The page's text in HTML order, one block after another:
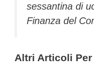
sessantina di
Finanza del
Altri Articoli Per